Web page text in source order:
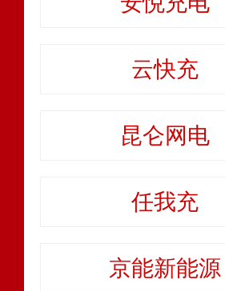
云快充
昆仑网电
任我充
京能新能源